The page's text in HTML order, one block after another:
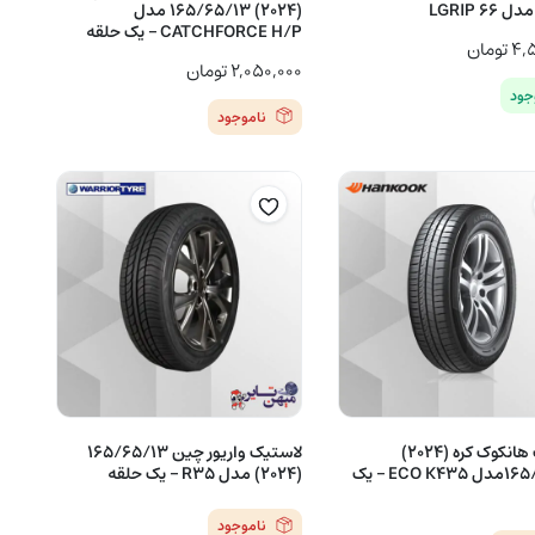
تومان
(2024) 165/65/13 مدل
CATCHFORCE H/P – یک حلقه
۲,۰۵۰,۰۰۰تومان
ناموجود
لاستیک هانکوک کره (2024)
165/65/13مدل ECO K435 – یک
لاستیک واریور چین 165/65/13
(2024) مدل R35 – یک حلقه
ناموجود